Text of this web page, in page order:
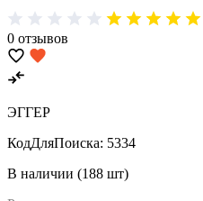
0 отзывов
ЭГГЕР
КодДляПоиска: 5334
В наличии (188 шт)